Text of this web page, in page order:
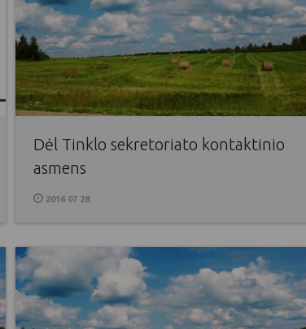
Dėl Tinklo sekretoriato kontaktinio
asmens
2016 07 28